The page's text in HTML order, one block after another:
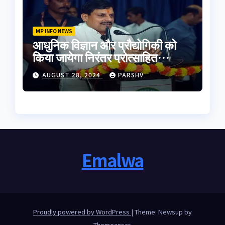
MP INFO NEWS
आधुनिक विज्ञान और प्रौद्योगिकी को
किया जायेगा निरंतर प्रोत्साहित
-मुख्यमंत्री डॉ. यादव
AUGUST 28, 2024 PARSHV
Emalwa
Proudly powered by WordPress | Theme: Newsup by